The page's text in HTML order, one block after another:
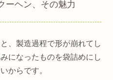
ーヘン、その魅力
、製造過程で形が崩れてし
になったものを袋詰めにし
からです。